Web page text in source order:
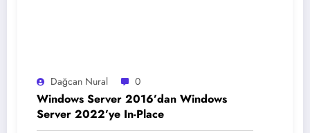
Dağcan Nural 0
Windows Server 2016’dan Windows
Server 2022’ye In-Place